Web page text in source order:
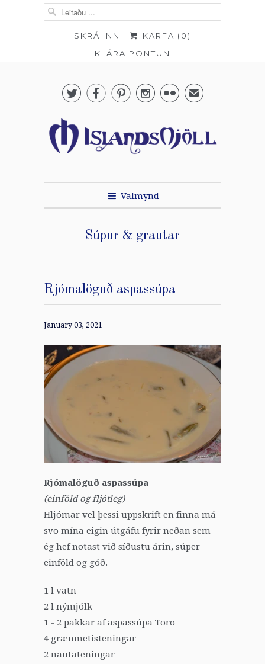
SKRÁ INN KARFA (0)
KLÁRA PÖNTUN
     ✉
Valmynd
Súpur & grautar
Rjómalöguð aspassúpa
January 03, 2021
Rjómalöguð aspassúpa
(einföld og fljótleg)
Hljómar vel þessi uppskrift en finna má
svo mína eigin útgáfu fyrir neðan sem
ég hef notast við síðustu árin, súper
einföld og góð.
1 l vatn
2 l nýmjólk
1 - 2 pakkar af aspassúpa Toro
4 grænmetisteningar
2 nautateningar